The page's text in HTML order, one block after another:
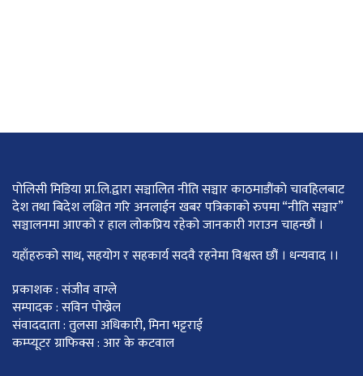
पोलिसी मिडिया प्रा.लि.द्वारा सञ्चालित नीति सञ्चार काठमाडाैंकाे चावहिलबाट
देश तथा बिदेश लक्षित गरि अनलाईन खबर पत्रिकाको रुपमा “नीति सञ्चार”
सञ्चालनमा आएको र हाल लोकप्रिय रहेको जानकारी गराउन चाहन्छौं ।
यहाँहरुको साथ, सहयोग र सहकार्य सदवै रहनेमा विश्वस्त छौं । धन्यवाद ।।
प्रकाशक : संजीव वाग्ले
सम्पादक : सविन पोख्रेल
संवाददाता : तुलसा अधिकारी, मिना भट्टराई
कम्प्यूटर ग्राफिक्स : आर के कटवाल